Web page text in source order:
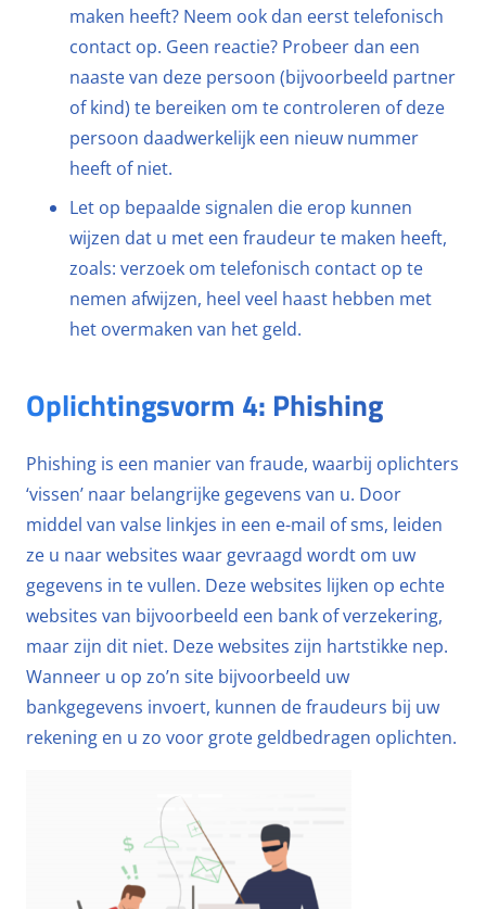
maken heeft? Neem ook dan eerst telefonisch
contact op. Geen reactie? Probeer dan een
naaste van deze persoon (bijvoorbeeld partner
of kind) te bereiken om te controleren of deze
persoon daadwerkelijk een nieuw nummer
heeft of niet.
Let op bepaalde signalen die erop kunnen
wijzen dat u met een fraudeur te maken heeft,
zoals: verzoek om telefonisch contact op te
nemen afwijzen, heel veel haast hebben met
het overmaken van het geld.
Oplichtingsvorm 4: Phishing
Phishing is een manier van fraude, waarbij oplichters
‘vissen’ naar belangrijke gegevens van u. Door
middel van valse linkjes in een e-mail of sms, leiden
ze u naar websites waar gevraagd wordt om uw
gegevens in te vullen. Deze websites lijken op echte
websites van bijvoorbeeld een bank of verzekering,
maar zijn dit niet. Deze websites zijn hartstikke nep.
Wanneer u op zo’n site bijvoorbeeld uw
bankgegevens invoert, kunnen de fraudeurs bij uw
rekening en u zo voor grote geldbedragen oplichten.